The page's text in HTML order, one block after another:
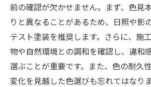
前の確認が欠かせません。まず、色見
りと異なることがあるため、日照や影
テスト塗装を推奨します。さらに、施
物や自然環境との調和を確認し、違和
選ぶことが重要です。また、色の耐久
変化を見越した色選びも忘れてはなり